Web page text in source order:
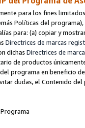
para los fines
Políticas del
para: (a) copiar y
Directrices de marcas
dichas Directrices de
de productos
programa en beneficio
dudas, el Contenido